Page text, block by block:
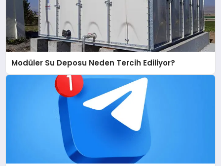
Modüler Su Deposu Neden Tercih Ediliyor?